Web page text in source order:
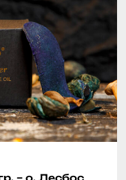
– о. Лесбос